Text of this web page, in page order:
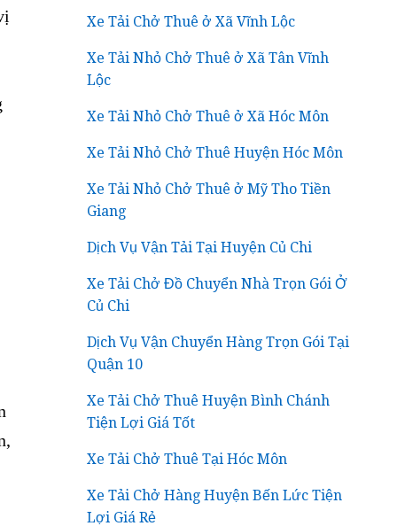
Xe Tải Chở Thuê ở Xã Vĩnh Lộc
Xe Tải Nhỏ Chở Thuê ở Xã Tân Vĩnh
Lộc
Xe Tải Nhỏ Chở Thuê ở Xã Hóc Môn
Xe Tải Nhỏ Chở Thuê Huyện Hóc Môn
Xe Tải Nhỏ Chở Thuê ở Mỹ Tho Tiền
Giang
Dịch Vụ Vận Tải Tại Huyện Củ Chi
Xe Tải Chở Đồ Chuyển Nhà Trọn Gói Ở
Củ Chi
Dịch Vụ Vận Chuyển Hàng Trọn Gói Tại
Quận 10
Xe Tải Chở Thuê Huyện Bình Chánh
Tiện Lợi Giá Tốt
Xe Tải Chở Thuê Tại Hóc Môn
Xe Tải Chở Hàng Huyện Bến Lức Tiện
Lợi Giá Rẻ